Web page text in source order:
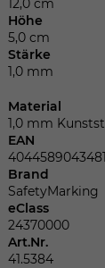
12,0 cm
Höhe
5,0 cm
Stärke
1,0 mm
Material
1,0 mm
EAN
4044589043481
Brand
SafetyMarking
eClass
24370000
Art.Nr.
41.5384
Anbieter
Laufzeit
Zweck